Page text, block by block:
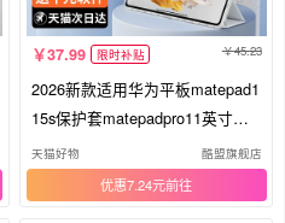
37.99 限时补贴 45.23
2026新款适用华为平板matepad1
15s保护套matepadpro11英寸保
护壳air11.5防摔弯air12带笔槽柔
光版透明pro12.2
天猫好物 酷盟旗舰店
优惠7.24元